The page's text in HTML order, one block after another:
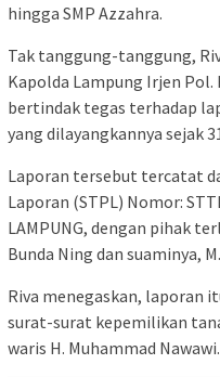
hingga SMP Azzahra.
Tak tanggung-tanggung,
Kapolda Lampung Irjen
bertindak tegas terhadap
yang dilayangkannya sejak
Laporan tersebut tercatat
Laporan (STPL) Nomor:
LAMPUNG, dengan pihak
Bunda Ning dan suaminya,
Riva menegaskan, laporan
surat-surat kepemilikan
waris H. Muhammad Nawawi.